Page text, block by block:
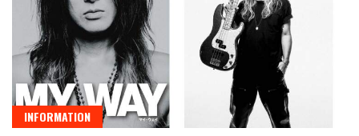
INFORMATION